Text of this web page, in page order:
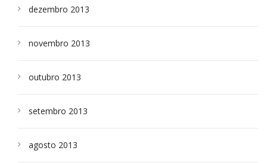
dezembro 2013
novembro 2013
outubro 2013
setembro 2013
agosto 2013